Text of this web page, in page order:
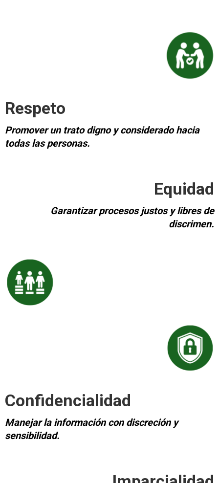
Respeto
Promover un trato digno y considerado hacia
todas las personas.
Equidad
Garantizar procesos justos y libres de
discrimen.
Confidencialidad
Manejar la información con discreción y
sensibilidad.